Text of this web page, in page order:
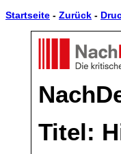
Startseite - Zurück -
Titel: